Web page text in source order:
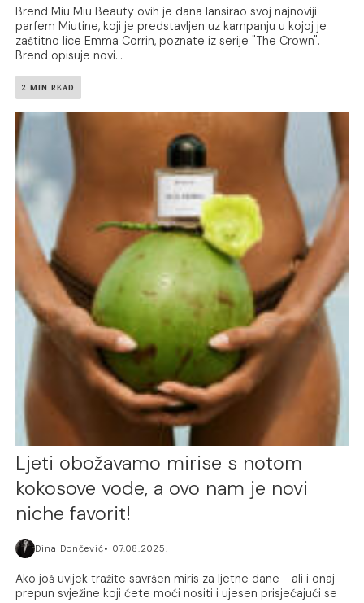
Brend Miu Miu Beauty ovih je dana lansirao svoj najnoviji
parfem Miutine, koji je predstavljen uz kampanju u kojoj je
zaštitno lice Emma Corrin, poznate iz serije "The Crown".
Brend opisuje novi...
2 MIN READ
Ljeti obožavamo mirise s notom
kokosove vode, a ovo nam je novi
niche favorit!
Dina Dončević 07.08.2025.
Ako još uvijek tražite savršen miris za ljetne dane - ali i onaj
prepun svježine koji ćete moći nositi i ujesen prisjećajući se